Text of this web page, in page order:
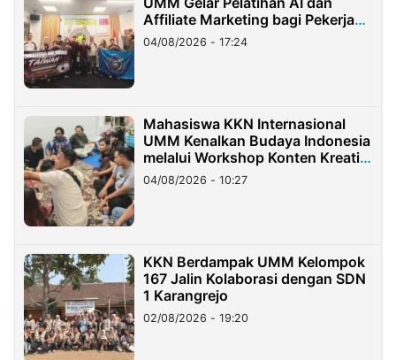
Affiliate Marketing bagi Pekerja
Migran Indonesia di Taiwan
04/08/2026 - 17:24
Mahasiswa KKN Internasional
UMM Kenalkan Budaya Indonesia
melalui Workshop Konten Kreatif
di Taiwan
04/08/2026 - 10:27
KKN Berdampak UMM Kelompok
167 Jalin Kolaborasi dengan SDN
1 Karangrejo
02/08/2026 - 19:20